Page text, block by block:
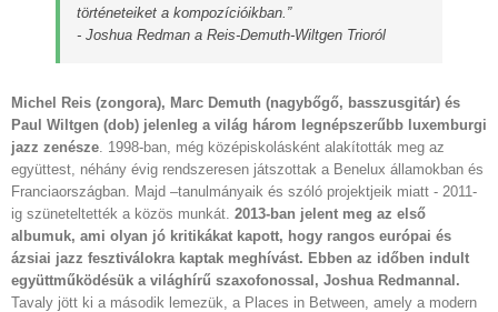
történeteiket a kompozícióikban.”
- Joshua Redman a Reis-Demuth-Wiltgen Trioról
Michel Reis (zongora), Marc Demuth (nagybőgő, basszusgitár) és
Paul Wiltgen (dob) jelenleg a világ három legnépszerűbb luxemburgi
jazz zenésze. 1998-ban, még középiskolásként alakították meg az
együttest, néhány évig rendszeresen játszottak a Benelux államokban és
Franciaországban. Majd –tanulmányaik és szóló projektjeik miatt - 2011-
ig szüneteltették a közös munkát. 2013-ban jelent meg az első
albumuk, ami olyan jó kritikákat kapott, hogy rangos európai és
ázsiai jazz fesztiválokra kaptak meghívást. Ebben az időben indult
együttműködésük a világhírű szaxofonossal, Joshua Redmannal.
Tavaly jött ki a második lemezük, a Places in Between, amely a modern